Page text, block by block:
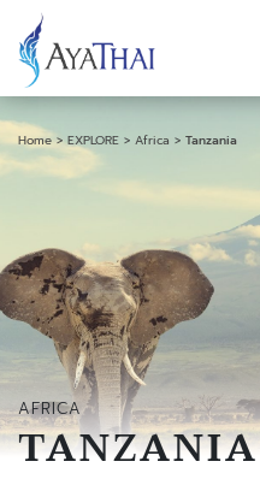
Home EXPLORE Africa Tanzania
AFRICA
TANZANIA